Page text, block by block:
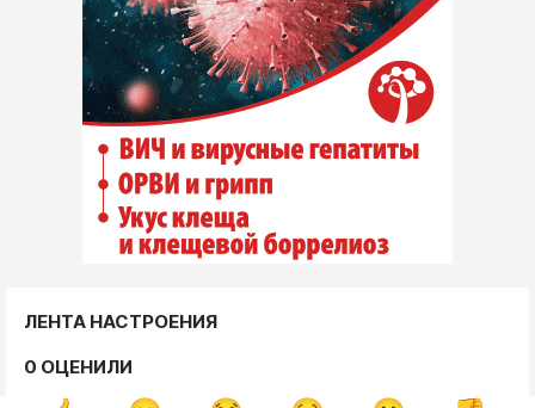
ЛЕНТА НАСТРОЕНИЯ
0 ОЦЕНИЛИ